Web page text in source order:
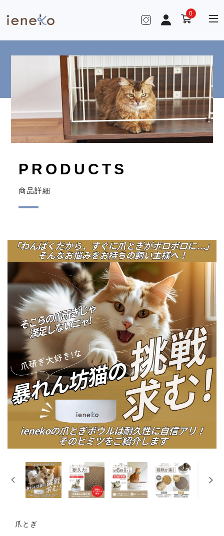
0
PRODUCTS
商品詳細
爪とぎ